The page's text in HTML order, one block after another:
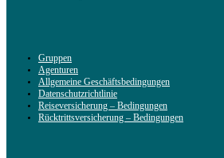
Gruppen
Agenturen
Allgemeine Geschäftsbedingungen
Datenschutzrichtlinie
Reiseversicherung – Bedingungen
Rücktrittsversicherung – Bedingungen